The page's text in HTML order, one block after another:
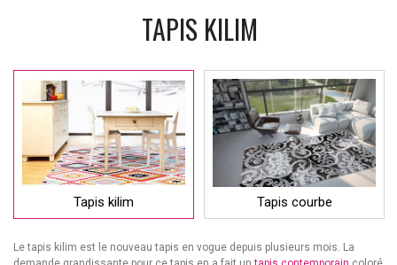
TAPIS KILIM
Tapis kilim Tapis courbe
Le tapis kilim est le nouveau tapis en vogue depuis plusieurs mois. La